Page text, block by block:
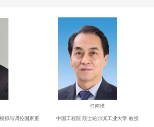
拟与调控国家重
任南琪
中国工程院 院士哈尔滨工业大学 教授